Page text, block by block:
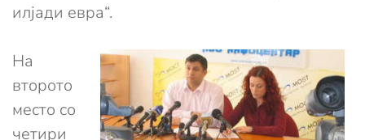
илјади евра“.
На
второто
место со
четири